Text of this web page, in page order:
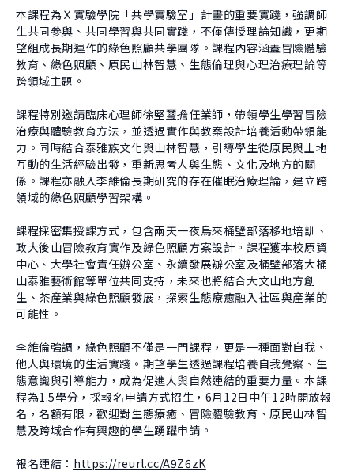
CANJUNE
Shiuhli Foundation
本課程為Ｘ實驗學院「共學實驗室」計畫的重要實踐，強調師
生共同參與、共同學習與共同實踐，不僅傳授理論知識，更期
望組成長期運作的綠色照顧共學團隊。課程內容涵蓋冒險體驗
教育、綠色照顧、原民山林智慧、生態倫理與心理治療理論等
跨領域主題。
課程特別邀請臨床心理師徐堅璽擔任業師，帶領學生學習冒險
治療與體驗教育方法，並透過實作與教案設計培養活動帶領能
力。同時結合泰雅族文化與山林智慧，引導學生從原民與土地
互動的生活經驗出發，重新思考人與生態、文化及地方的關
係。課程亦融入李維倫長期研究的存在催眠治療理論，建立跨
領域的綠色照顧學習架構。
課程採密集授課方式，包含兩天一夜烏來桶壁部落移地培訓、
政大後山冒險教育實作及綠色照顧方案設計。課程獲本校原資
中心、大學社會責任辦公室、永續發展辦公室及桶壁部落大桶
山泰雅藝術館等單位共同支持，未來也將結合大文山地方創
生、茶產業與綠色照顧發展，探索生態療癒融入社區與產業的
可能性。
李維倫強調，綠色照顧不僅是一門課程，更是一種面對自我、
他人與環境的生活實踐。期望學生透過課程培養自我覺察、生
態意識與引導能力，成為促進人與自然連結的重要力量。本課
程為1.5學分，採報名申請方式招生，6月12日中午12時開放報
名，名額有限，歡迎對生態療癒、冒險體驗教育、原民山林智
慧及跨域合作有興趣的學生踴躍申請。
報名連結： https://reurl.cc/A9Z6zK